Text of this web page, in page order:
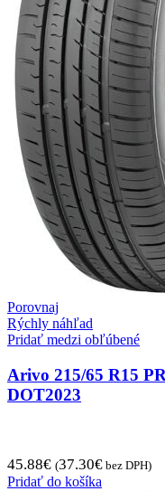
Porovnaj
Rýchly náhľad
Pridať medzi obľúbené
Arivo 215/65 R15
DOT2023
45.88€ (37.30€ bez DPH)
Pridať do košíka